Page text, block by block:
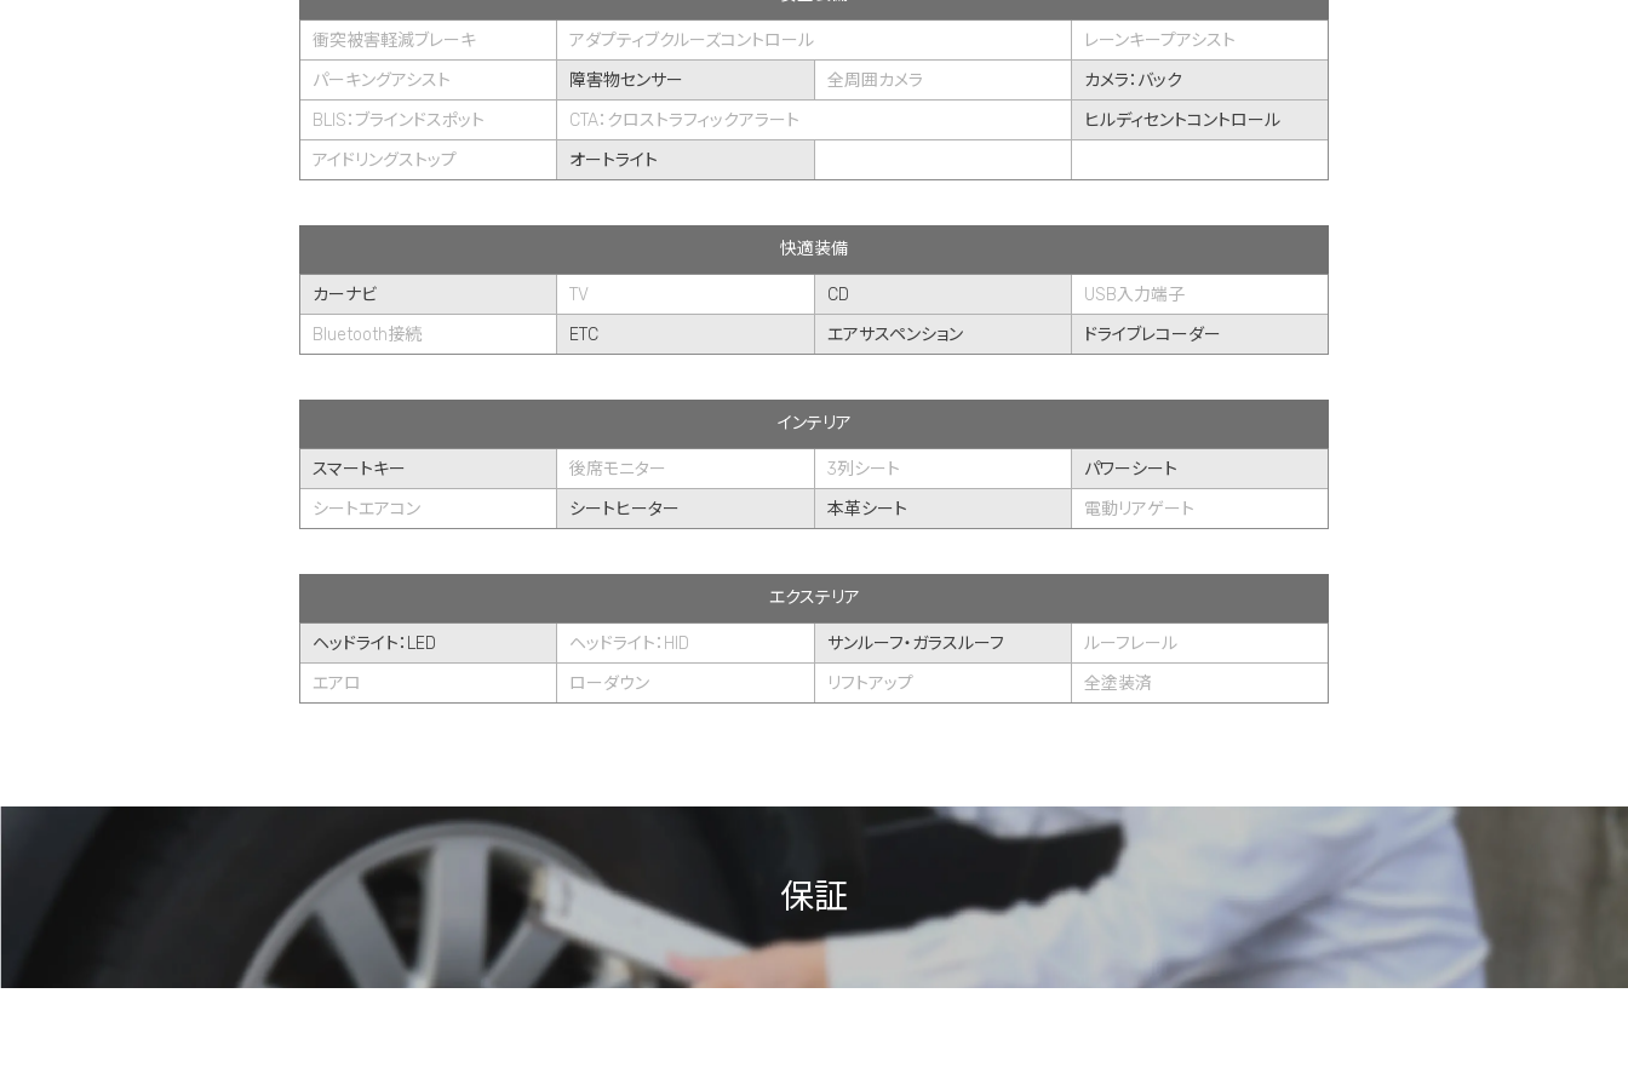
衝突被害軽減ブレーキ アダプティブクルーズコントロール
レーンキープアシスト
パーキングアシスト
障害物センサー 全周囲カメラ
カメラ：バック
BLIS：ブラインドスポット
CTA：クロストラフィックアラート
ヒルディセントコントロール
アイドリングストップ
オートライト
快適装備
カーナビ TV CD
USB入力端子
Bluetooth接続
ETC エアサスペンション ドライブレコーダー
インテリア
スマートキー 後席モニター 3列シート
パワーシート
シートエアコン
シートヒーター 本革シート 電動リアゲート
エクステリア
ヘッドライト：LED ヘッドライト：HID サンルーフ・ガラスルーフ
ルーフレール
エアロ
ローダウン リフトアップ 全塗装済
保証